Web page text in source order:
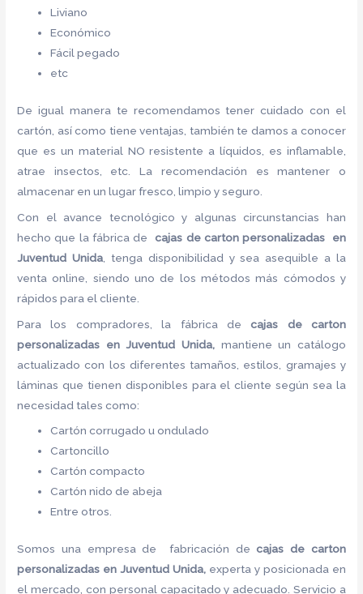
Liviano
Económico
Fácil pegado
etc
De igual manera te recomendamos tener cuidado con el
cartón, así como tiene ventajas, también te damos a conocer
que es un material NO resistente a líquidos, es inflamable,
atrae insectos, etc. La recomendación es mantener o
almacenar en un lugar fresco, limpio y seguro.
Con el avance tecnológico y algunas circunstancias han
hecho que la fábrica decajas de carton personalizadas en
Juventud Unida, tenga disponibilidad y sea asequible a la
venta online, siendo uno de los métodos más cómodos y
rápidos para el cliente.
Para los compradores, la fábrica decajas de carton
personalizadas en Juventud Unida, mantiene un catálogo
actualizado con los diferentes tamaños, estilos, gramajes y
láminas que tienen disponibles para el cliente según sea la
necesidad tales como:
Cartón corrugado u ondulado
Cartoncillo
Cartón compacto
Cartón nido de abeja
Entre otros.
Somos una empresa de fabricación decajas de carton
personalizadas en Juventud Unida, experta y posicionada en
el mercado, con personal capacitado y adecuado. Servicio a